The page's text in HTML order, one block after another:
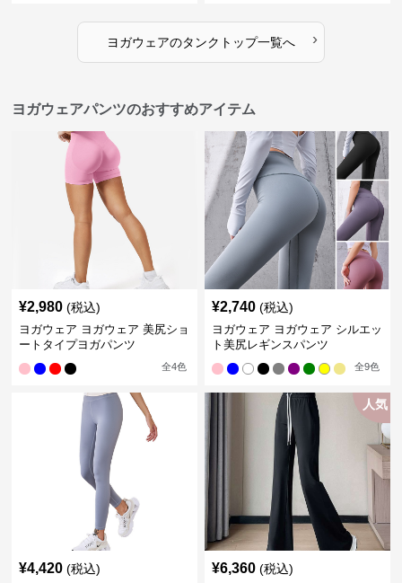
ヨガウェアのタンクトップ一覧へ ›
ヨガウェアパンツのおすすめアイテム
¥2,980 (税込)
ヨガウェア ヨガウェア 美尻ショ
ートタイプヨガパンツ
全4色
¥2,740 (税込)
ヨガウェア ヨガウェア シルエッ
ト美尻レギンスパンツ
全9色
¥4,420 (税込)
人気
¥6,360 (税込)